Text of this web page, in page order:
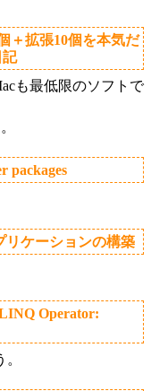
＋拡張10個を本気だ
記
も最低限のソフトで
packages
リケーションの構築
Operator: